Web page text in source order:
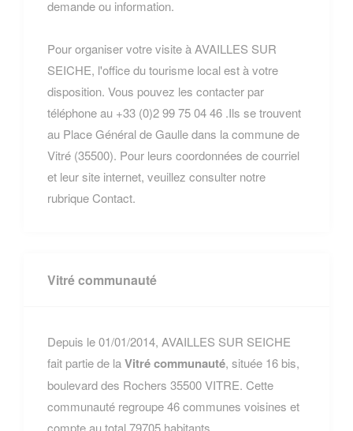
demande ou information.
Pour organiser votre visite à AVAILLES SUR
SEICHE, l'office du tourisme local est à votre
disposition. Vous pouvez les contacter par
téléphone au +33 (0)2 99 75 04 46 .Ils se trouvent
au Place Général de Gaulle dans la commune de
Vitré (35500). Pour leurs coordonnées de courriel
et leur site internet, veuillez consulter notre
rubrique Contact.
Vitré communauté
Depuis le 01/01/2014, AVAILLES SUR SEICHE
fait partie de laVitré communauté, située 16 bis,
boulevard des Rochers 35500 VITRE. Cette
communauté regroupe 46 communes voisines et
compte au total 79705 habitants.